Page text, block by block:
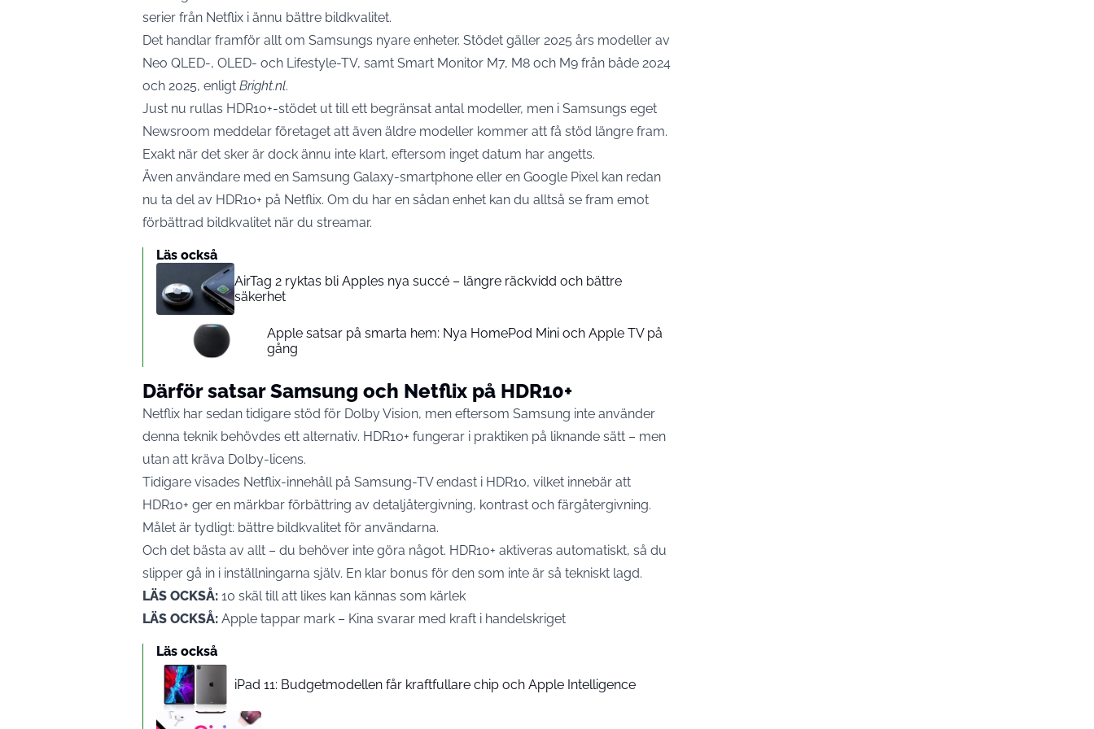
serier från Netflix i ännu bättre bildkvalitet.
Det handlar framför allt om Samsungs nyare enheter. Stödet gäller 2025 års modeller av
Neo QLED-, OLED- och Lifestyle-TV, samt Smart Monitor M7, M8 och M9 från både 2024
och 2025, enligt Bright.nl.
Just nu rullas HDR10+-stödet ut till ett begränsat antal modeller, men i Samsungs eget
Newsroom meddelar företaget att även äldre modeller kommer att få stöd längre fram.
Exakt när det sker är dock ännu inte klart, eftersom inget datum har angetts.
Även användare med en Samsung Galaxy-smartphone eller en Google Pixel kan redan
nu ta del av HDR10+ på Netflix. Om du har en sådan enhet kan du alltså se fram emot
förbättrad bildkvalitet när du streamar.
Läs också
AirTag 2 ryktas bli Apples nya succé – längre räckvidd och bättre
säkerhet
Apple satsar på smarta hem: Nya HomePod Mini och Apple TV på
gång
Därför satsar Samsung och Netflix på HDR10+
Netflix har sedan tidigare stöd för Dolby Vision, men eftersom Samsung inte använder
denna teknik behövdes ett alternativ. HDR10+ fungerar i praktiken på liknande sätt – men
utan att kräva Dolby-licens.
Tidigare visades Netflix-innehåll på Samsung-TV endast i HDR10, vilket innebär att
HDR10+ ger en märkbar förbättring av detaljåtergivning, kontrast och färgåtergivning.
Målet är tydligt: bättre bildkvalitet för användarna.
Och det bästa av allt – du behöver inte göra något. HDR10+ aktiveras automatiskt, så du
slipper gå in i inställningarna själv. En klar bonus för den som inte är så tekniskt lagd.
LÄS OCKSÅ: 10 skäl till att likes kan kännas som kärlek
LÄS OCKSÅ: Apple tappar mark – Kina svarar med kraft i handelskriget
Läs också
iPad 11: Budgetmodellen får kraftfullare chip och Apple Intelligence